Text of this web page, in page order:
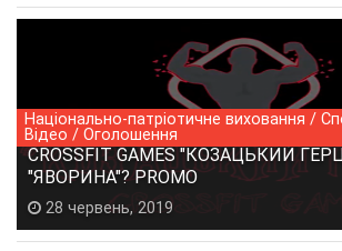
Національно-патріотичне виховання /
Відео / Оголошення
CROSSFIT GAMES "КОЗАЦЬКИЙ
"ЯВОРИНА"? PROMO
28 червень, 2019